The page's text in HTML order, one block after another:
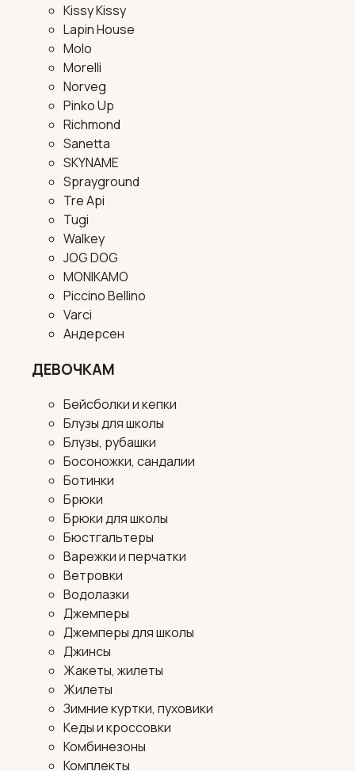
Kissy Kissy
Lapin House
Molo
Morelli
Norveg
Pinko Up
Richmond
Sanetta
SKYNAME
Sprayground
Tre Api
Tugi
Walkey
JOG DOG
MONIKAMO
Piccino Bellino
Varci
Андерсен
ДЕВОЧКАМ
Бейсболки и кепки
Блузы для школы
Блузы, рубашки
Босоножки, сандалии
Ботинки
Брюки
Брюки для школы
Бюстгальтеры
Варежки и перчатки
Ветровки
Водолазки
Джемперы
Джемперы для школы
Джинсы
Жакеты, жилеты
Жилеты
Зимние куртки, пуховики
Кеды и кроссовки
Комбинезоны
Комплекты